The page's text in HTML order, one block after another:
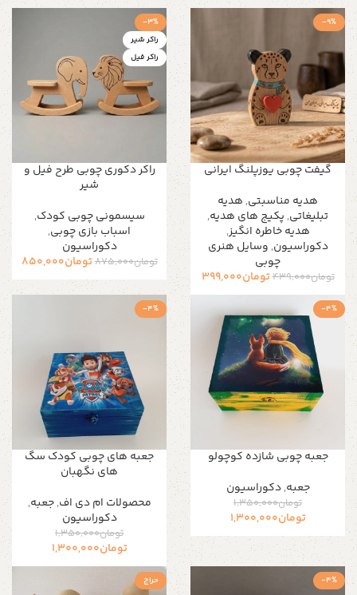
-9%
گیفت چوبی یوزپلنگ ایرانی
هدیه مناسبتی, هدیه
تبلیغاتی, پکیج های هدیه,
هدیه خاطره انگیز,
دکوراسیون, وسایل هنری
چوبی
تومان439,000تومان399,000
-3%
راکر شیر
راکر فیل
راکر دکوری چوبی طرح فیل و
شیر
سیسمونی چوبی کودک,
اسباب بازی چوبی,
دکوراسیون
تومان875,000تومان850,000
-4%
جعبه چوبی شازده کوچولو
جعبه,دکوراسیون
تومان1,350,000
تومان1,300,000
-4%
جعبه های چوبی کودک سگ
های نگهبان
محصولات ام دی اف,جعبه,
دکوراسیون
تومان1,350,000
تومان1,300,000
-4% حراج